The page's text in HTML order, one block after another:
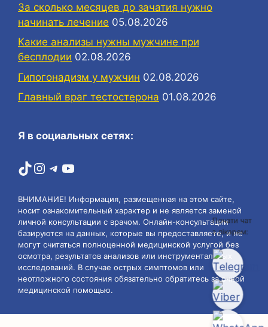
За сколько месяцев до зачатия нужно
начинать лечение 05.08.2026
Какие анализы нужны мужчине при
бесплодии 02.08.2026
Гипогонадизм у мужчин 02.08.2026
Главный враг тестостерона 01.08.2026
Я в социальных сетях:
TikTok
Instagram
Telegram
YouTube
ВНИМАНИЕ! Информация, размещенная на этом сайте,
носит ознакомительный характер и не является заменой
личной консультации с врачом. Онлайн-консультации
базируются на данных, которые вы предоставляете, и не
могут считаться полноценной медицинской услугой без
осмотра, результатов анализов или инструментальных
исследований. В случае острых симптомов или
неотложного состояния обязательно обратитесь за очной
медицинской помощью.
Почати чат
з лікарем: